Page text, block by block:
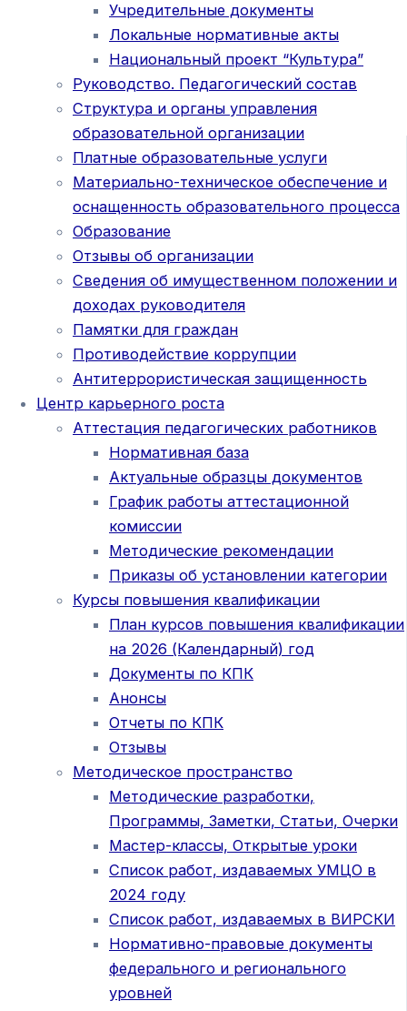
Учредительные документы
Локальные нормативные акты
Национальный проект “Культура”
Руководство. Педагогический состав
Структура и органы управления
образовательной организации
Платные образовательные услуги
Материально-техническое обеспечение и
оснащенность образовательного процесса
Образование
Отзывы об организации
Сведения об имущественном положении и
доходах руководителя
Памятки для граждан
Противодействие коррупции
Антитеррористическая защищенность
Центр карьерного роста
Аттестация педагогических работников
Нормативная база
Актуальные образцы документов
График работы аттестационной
комиссии
Методические рекомендации
Приказы об установлении категории
Курсы повышения квалификации
План курсов повышения квалификации
на 2026 (Календарный) год
Документы по КПК
Анонсы
Отчеты по КПК
Отзывы
Методическое пространство
Методические разработки,
Программы, Заметки, Статьи, Очерки
Мастер-классы, Открытые уроки
Список работ, издаваемых УМЦО в
2024 году
Список работ, издаваемых в ВИРСКИ
Нормативно-правовые документы
федерального и регионального
уровней